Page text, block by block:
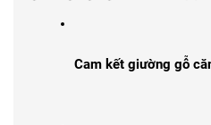
Cam kết giường gỗ